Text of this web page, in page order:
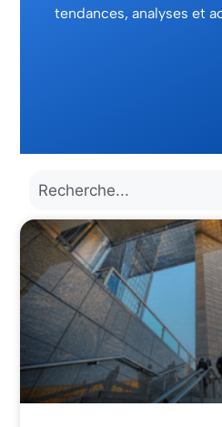
tendances, analyses et